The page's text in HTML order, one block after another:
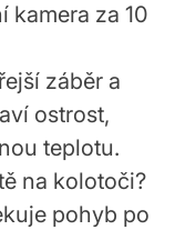
kamera za 10
záběr a
ostrost,
teplotu.
na kolotoči?
pohyb po